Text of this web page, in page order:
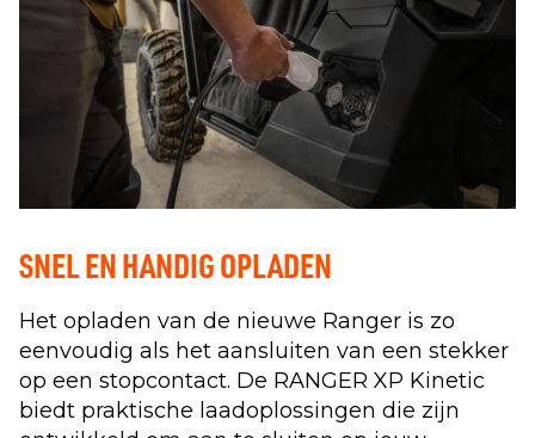
SNEL EN HANDIG OPLADEN
Het opladen van de nieuwe Ranger is zo
eenvoudig als het aansluiten van een stekker
op een stopcontact. De RANGER XP Kinetic
biedt praktische laadoplossingen die zijn